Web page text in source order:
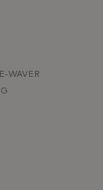
WAVER